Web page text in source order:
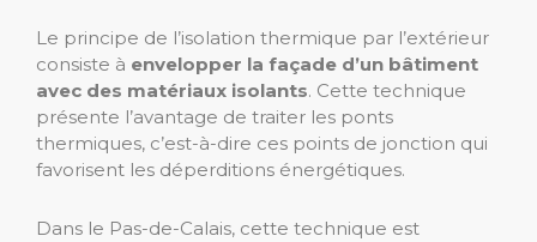
Le principe de l’isolation thermique par l’extérieur
consiste à envelopper la façade d’un bâtiment
avec des matériaux isolants. Cette technique
présente l’avantage de traiter les ponts
thermiques, c’est-à-dire ces points de jonction qui
favorisent les déperditions énergétiques.
Dans le Pas-de-Calais, cette technique est